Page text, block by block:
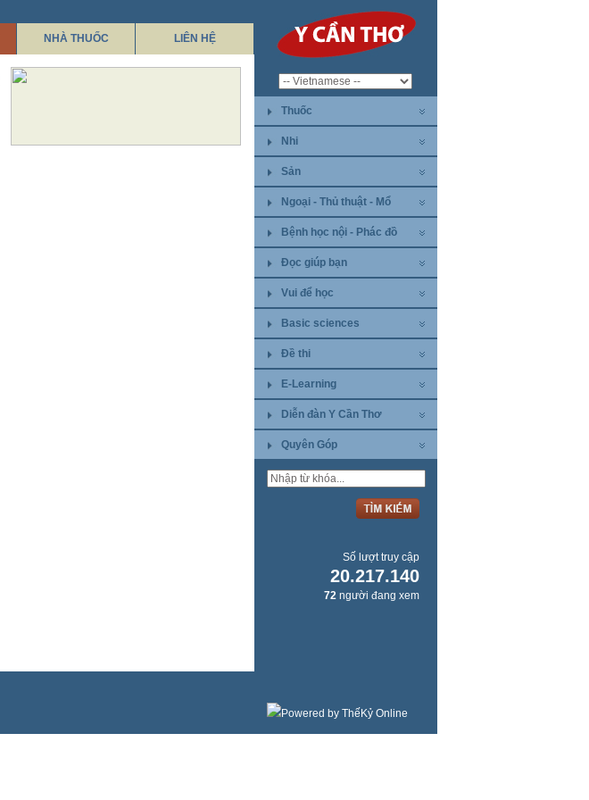
NHÀ THUỐC LIÊN HỆ
Thuốc
Nhi
Sản
Ngoại - Thủ thuật - Mổ
Bệnh học nội - Phác đồ
Đọc giúp bạn
Vui để học
Basic sciences
Đề thi
E-Learning
Diễn đàn Y Cần Thơ
Quyên Góp
Số lượt truy cập
20.217.140
72 người đang xem